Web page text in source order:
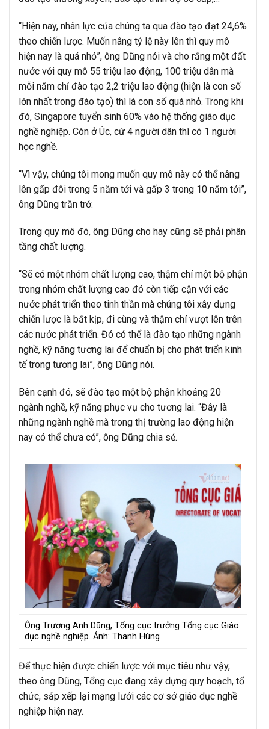
“Hiện nay, nhân lực của chúng ta qua đào tạo đạt 24,6%
theo chiến lược. Muốn nâng tỷ lệ này lên thì quy mô
hiện nay là quá nhỏ”, ông Dũng nói và cho rằng một đất
nước với quy mô 55 triệu lao động, 100 triệu dân mà
mỗi năm chỉ đào tạo 2,2 triệu lao động (hiện là con số
lớn nhất trong đào tạo) thì là con số quá nhỏ. Trong khi
đó, Singapore tuyển sinh 60% vào hệ thống giáo dục
nghề nghiệp. Còn ở Úc, cứ 4 người dân thì có 1 người
học nghề.
“Vì vậy, chúng tôi mong muốn quy mô này có thể nâng
lên gấp đôi trong 5 năm tới và gấp 3 trong 10 năm tới”,
ông Dũng trăn trở.
Trong quy mô đó, ông Dũng cho hay cũng sẽ phải phân
tầng chất lượng.
“Sẽ có một nhóm chất lượng cao, thậm chí một bộ phận
trong nhóm chất lượng cao đó còn tiếp cận với các
nước phát triển theo tinh thần mà chúng tôi xây dựng
chiến lược là bắt kịp, đi cùng và thậm chí vượt lên trên
các nước phát triển. Đó có thể là đào tạo những ngành
nghề, kỹ năng tương lai để chuẩn bị cho phát triển kinh
tế trong tương lai”, ông Dũng nói.
Bên cạnh đó, sẽ đào tạo một bộ phận khoảng 20
ngành nghề, kỹ năng phục vụ cho tương lai. “Đây là
những ngành nghề mà trong thị trường lao động hiện
nay có thể chưa có”, ông Dũng chia sẻ.
Ông Trương Anh Dũng, Tổng cục trưởng Tổng cục Giáo
dục nghề nghiệp. Ảnh: Thanh Hùng
Để thực hiện được chiến lược với mục tiêu như vậy,
theo ông Dũng, Tổng cục đang xây dựng quy hoạch, tổ
chức, sắp xếp lại mạng lưới các cơ sở giáo dục nghề
nghiệp hiện nay.